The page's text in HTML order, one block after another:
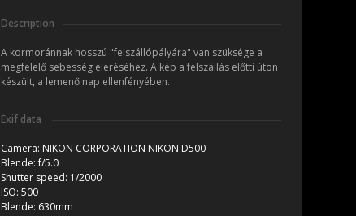
Description
A kormoránnak hosszú "felszállópályára" van szüksége a
megfelelő sebesség eléréséhez. A kép a felszállás előtti úton
készült, a lemenő nap ellenfényében.
Exif data
Camera: NIKON CORPORATION NIKON D500
Blende:f/5.0
Shutter speed: 1/2000
ISO: 500
Blende: 630mm